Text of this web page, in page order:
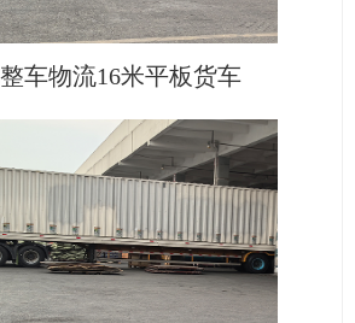
车物流16米平板货车